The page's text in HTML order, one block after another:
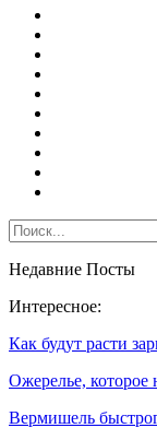
Недавние Посты
Интересное:
Как будут расти
Ожерелье,
Вермишель